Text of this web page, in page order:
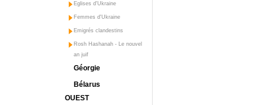
Eglises d'Ukraine
Femmes d'Ukraine
Emigrés clandestins
Rosh Hashanah - Le nouvel
an juif
Géorgie
Bélarus
OUEST